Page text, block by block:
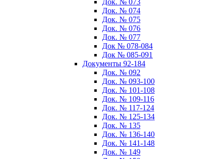
Док. № 073
Док. № 074
Док. № 075
Док. № 076
Док. № 077
Док № 078-084
Док № 085-091
Документы 92-184
Док. № 092
Док. № 093-100
Док. № 101-108
Док. № 109-116
Док. № 117-124
Док. № 125-134
Док. № 135
Док. № 136-140
Док. № 141-148
Док. № 149